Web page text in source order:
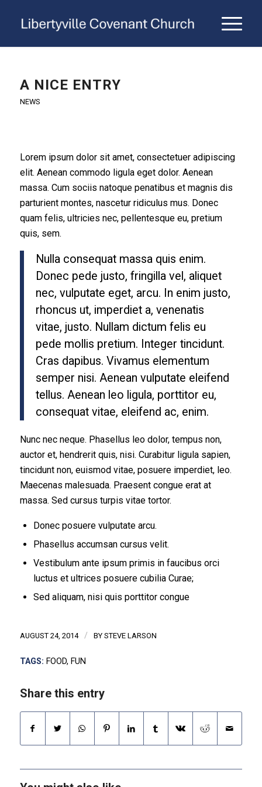
A NICE ENTRY
NEWS
Lorem ipsum dolor sit amet, consectetuer adipiscing
elit. Aenean commodo ligula eget dolor. Aenean
massa. Cum sociis natoque penatibus et magnis dis
parturient montes, nascetur ridiculus mus. Donec
quam felis, ultricies nec, pellentesque eu, pretium
quis, sem.
Nulla consequat massa quis enim.
Donec pede justo, fringilla vel, aliquet
nec, vulputate eget, arcu. In enim justo,
rhoncus ut, imperdiet a, venenatis
vitae, justo. Nullam dictum felis eu
pede mollis pretium. Integer tincidunt.
Cras dapibus. Vivamus elementum
semper nisi. Aenean vulputate eleifend
tellus. Aenean leo ligula, porttitor eu,
consequat vitae, eleifend ac, enim.
Nunc nec neque. Phasellus leo dolor, tempus non,
auctor et, hendrerit quis, nisi. Curabitur ligula sapien,
tincidunt non, euismod vitae, posuere imperdiet, leo.
Maecenas malesuada. Praesent congue erat at
massa. Sed cursus turpis vitae tortor.
Donec posuere vulputate arcu.
Phasellus accumsan cursus velit.
Vestibulum ante ipsum primis in faucibus orci
luctus et ultrices posuere cubilia Curae;
Sed aliquam, nisi quis porttitor congue
AUGUST 24, 2014 / BY STEVE LARSON
TAGS: FOOD, FUN
Share this entry